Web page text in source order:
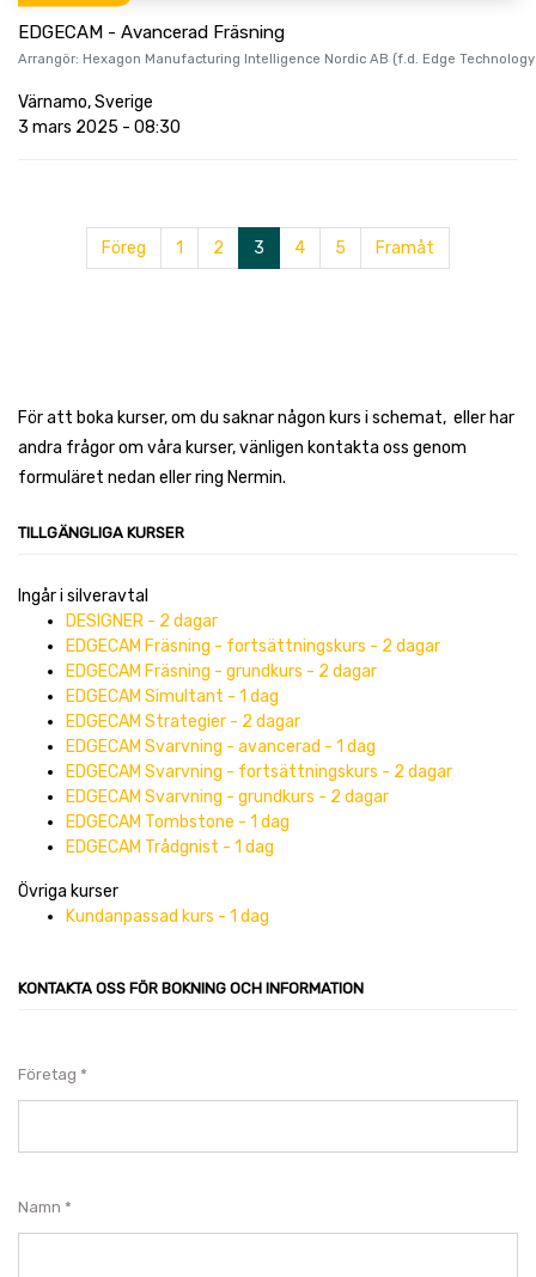
EDGECAM - Avancerad Fräsning
Arrangör: Hexagon Manufacturing Intelligence Nordic AB (f.d. Edge
Värnamo,Sverige
3 mars 2025 - 08:30
Föreg 1 2 3 4 5 Framåt
För att boka kurser, om du saknar någon kurs i schemat, eller har
andra frågor om våra kurser, vänligen kontakta oss genom
formuläret nedan eller ring Nermin.
TILLGÄNGLIGA KURSER
Ingår i silveravtal
DESIGNER - 2 dagar
EDGECAM Fräsning - fortsättningskurs - 2 dagar
EDGECAM Fräsning - grundkurs - 2 dagar
EDGECAM Simultant - 1 dag
EDGECAM Strategier - 2 dagar
EDGECAM Svarvning - avancerad - 1 dag
EDGECAM Svarvning - fortsättningskurs - 2 dagar
EDGECAM Svarvning - grundkurs - 2 dagar
EDGECAM Tombstone - 1 dag
EDGECAM Trådgnist - 1 dag
Övriga kurser
Kundanpassad kurs - 1 dag
KONTAKTA OSS FÖR BOKNING OCH INFORMATION
Företag
Namn